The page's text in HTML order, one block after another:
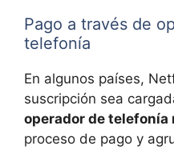
Pago a través de
telefonía
En algunos países,
suscripción sea
operador de telefonía
proceso de pago y